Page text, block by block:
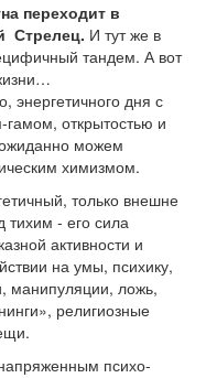
переходит в
Стрелец. И тут же в
тандем. А вот
энергетичного дня с
открытостью и
можем
химизмом.
только внешне
тихим - его сила
активности и
на умы, психику,
манипуляции, ложь,
религиозные
психо-